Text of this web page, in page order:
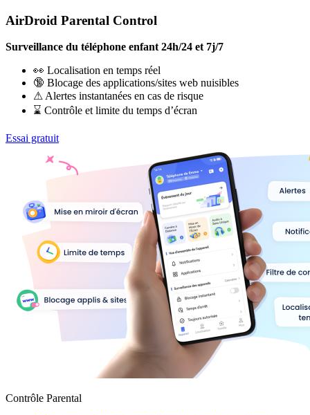
AirDroid Parental Control
Surveillance du téléphone enfant 24h/24 et 7j/7
👀 Localisation en temps réel
🔞 Blocage des applications/sites web nuisibles
⚠ Alertes instantanées en cas de risque
⌛ Contrôle et limite du temps d’écran
Essai gratuit
Contrôle Parental